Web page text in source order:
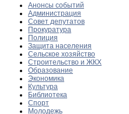
Анонсы событий
Администрация
Совет депутатов
Прокуратура
Полиция
Защита населения
Сельское хозяйство
Строительство и ЖКХ
Образование
Экономика
Культура
Библиотека
Спорт
Молодежь